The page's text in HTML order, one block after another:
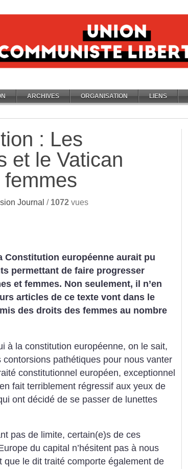
ARCHIVES ORGANISATION LIENS
: Les
et le Vatican
Journal / 1072 vues
Constitution européenne aurait pu
permettant de faire progresser
et femmes. Non seulement, il n’en
articles de ce texte vont dans le
des droits des femmes au nombre
à la constitution européenne, on le sait,
pathétiques pour nous vanter
constitutionnel européen, exceptionnel
fait terriblement régressif aux yeux de
ont décidé de se passer de lunettes
pas de limite, certain(e)s de ces
du capital n’hésitent pas à nous
que le dit traité comporte également de